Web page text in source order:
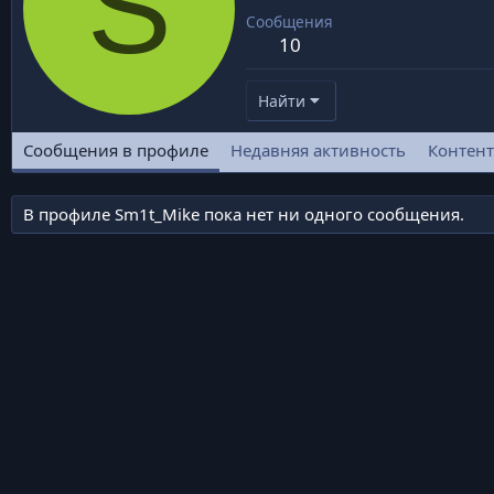
Сообщения
10
Найти
Сообщения в профиле Недавняя активность Контент
В профиле Sm1t_Mike пока нет ни одного сообщения.